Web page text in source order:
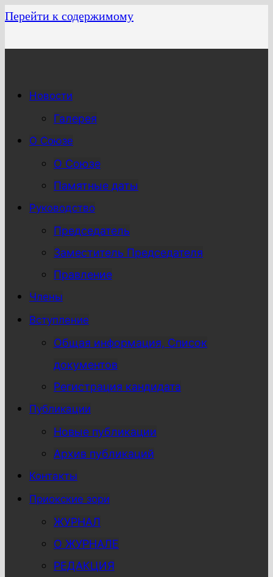
Перейти к содержимому
Новости
Галерея
О Союзе
О Союзе
Памятные даты
Руководство
Председатель
Заместитель Председателя
Правление
Члены
Вступление
Общая информация, Список
документов
Регистрация кандидата
Публикации
Новые публикации
Архив публикаций
Контакты
Приокские зори
ЖУРНАЛ
О ЖУРНАЛЕ
РЕДАКЦИЯ